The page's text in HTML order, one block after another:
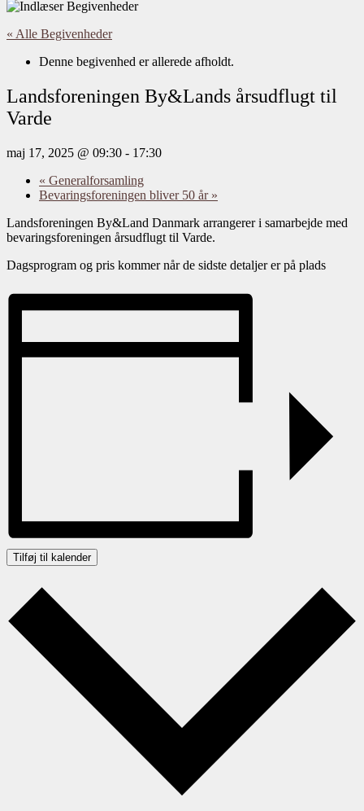
« Alle Begivenheder
Denne begivenhed er allerede afholdt.
Landsforeningen By&Lands årsudflugt til
Varde
maj 17, 2025 @ 09:30 - 17:30
« Generalforsamling
Bevaringsforeningen bliver 50 år »
Landsforeningen By&Land Danmark arrangerer i samarbejde med
bevaringsforeningen årsudflugt til Varde.
Dagsprogram og pris kommer når de sidste detaljer er på plads
Tilføj til kalender